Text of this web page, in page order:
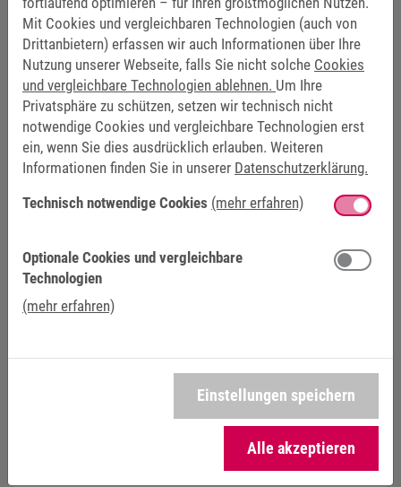
IHR ANSPRECHPARTNER BEI KEB
AUTOMATION
Mit Cookies und vergleichbaren Technologien (auch von
Drittanbietern) erfassen wir auch Informationen über Ihre
Nutzung unserer Webseite, falls Sie nicht solche Cookies
und vergleichbare Technologien ablehnen. Um Ihre
Privatsphäre zu schützen, setzen wir technisch nicht
notwendige Cookies und vergleichbare Technologien erst
ein, wenn Sie dies ausdrücklich erlauben. Weiteren
Informationen finden Sie in unserer Datenschutzerklärung.
Technisch notwendige Cookies (mehr erfahren)
Optionale Cookies und vergleichbare
Technologien
(mehr erfahren)
Einstellungen speichern
Alle akzeptieren